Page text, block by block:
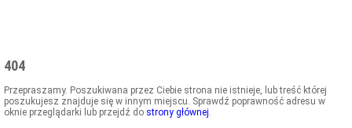
GASTRONOMIA
404
Przepraszamy. Poszukiwana przez Ciebie strona nie istnieje, lub treść której
poszukujesz znajduje się w innym miejscu. Sprawdź poprawność adresu w
oknie przeglądarki lub przejdź do strony głównej.